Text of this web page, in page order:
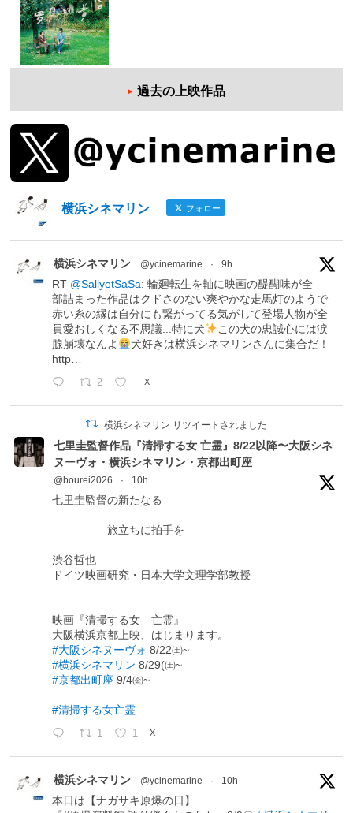
過去の上映作品
横浜シネマリン フォロー
横浜シネマリン @ycinemarine · 9h
RT @SallyetSaSa: 輪廻転生を軸に映画の醍醐味が全
部詰まった作品はクドさのない爽やかな走馬灯のようで
赤い糸の縁は自分にも繋がってる気がして登場人物が全
員愛おしくなる不思議...特に犬
この犬の忠誠心には涙
腺崩壊なんよ
犬好きは横浜シネマリンさんに集合だ！
http…
2 X
横浜シネマリン リツイートされました
七里圭監督作品『清掃する女 亡霊』8/22以降〜大阪シネ
ヌーヴォ・横浜シネマリン・京都出町座
@bourei2026 · 10h
七里圭監督の新たなる
旅立ちに拍手を
渋谷哲也
ドイツ映画研究・日本大学文理学部教授
―――
映画『清掃する女 亡霊』
大阪横浜京都上映、はじまります。
#大阪シネヌーヴォ 8/22㈯~
#横浜シネマリン 8/29(㈯~
#京都出町座 9/4㈮~
#清掃する女亡霊
1 1 X
横浜シネマリン @ycinemarine · 10h
本日は【ナガサキ原爆の日】